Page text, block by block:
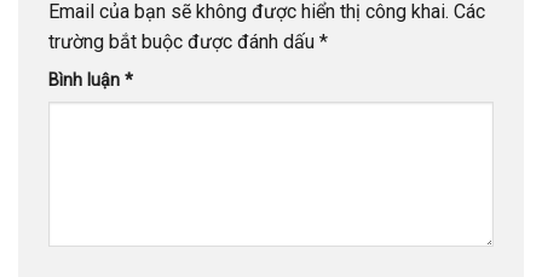
Email của bạn sẽ không được hiển thị công khai. Các
trường bắt buộc được đánh dấu *
Bình luận *